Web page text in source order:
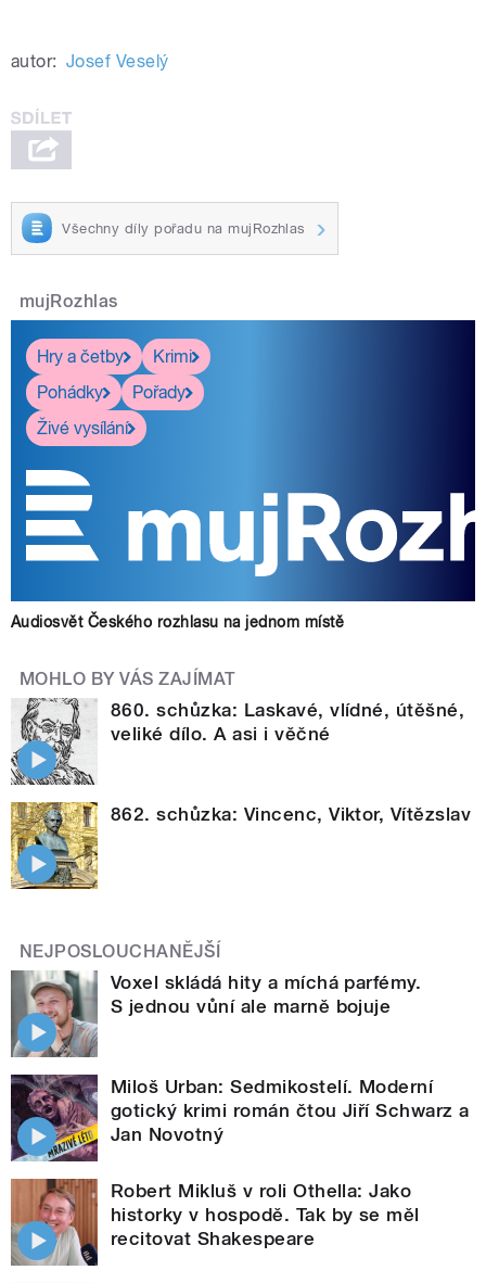
autor: Josef Veselý
Všechny díly pořadu na mujRozhlas
mujRozhlas
Hry a četby
Krimi
Pohádky
Pořady
Živé vysílání
Audiosvět Českého rozhlasu na jednom místě
MOHLO BY VÁS ZAJÍMAT
860. schůzka: Laskavé, vlídné, útěšné,
veliké dílo. A asi i věčné
862. schůzka: Vincenc, Viktor, Vítězslav
NEJPOSLOUCHANĚJŠÍ
Voxel skládá hity a míchá parfémy.
S jednou vůní ale marně bojuje
Miloš Urban: Sedmikostelí. Moderní
gotický krimi román čtou Jiří Schwarz a
Jan Novotný
Robert Mikluš v roli Othella: Jako
historky v hospodě. Tak by se měl
recitovat Shakespeare